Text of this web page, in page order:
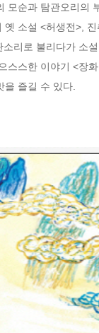
모순과 탐관오리의
소설 <허생전>,
리로 불리다가 소
스스한 이야기 <장
즐길 수 있다.